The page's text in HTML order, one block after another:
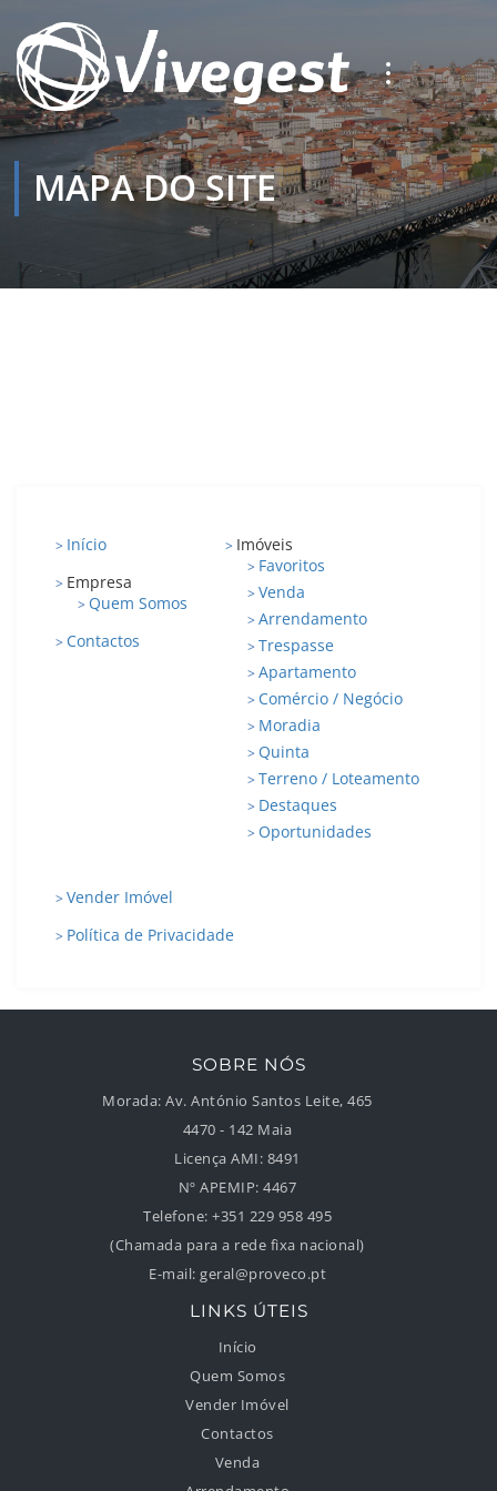
MAPA DO SITE
> Início
> Empresa
> Quem Somos
> Contactos
> Imóveis
> Favoritos
> Venda
> Arrendamento
> Trespasse
> Apartamento
> Comércio / Negócio
> Moradia
> Quinta
> Terreno / Loteamento
> Destaques
> Oportunidades
> Vender Imóvel
> Política de Privacidade
SOBRE NÓS
Morada: Av. António Santos Leite, 465
4470 - 142 Maia
Licença AMI: 8491
Nº APEMIP: 4467
Telefone: +351 229 958 495
(Chamada para a rede fixa nacional)
E-mail: geral@proveco.pt
LINKS ÚTEIS
Início
Quem Somos
Vender Imóvel
Contactos
Venda